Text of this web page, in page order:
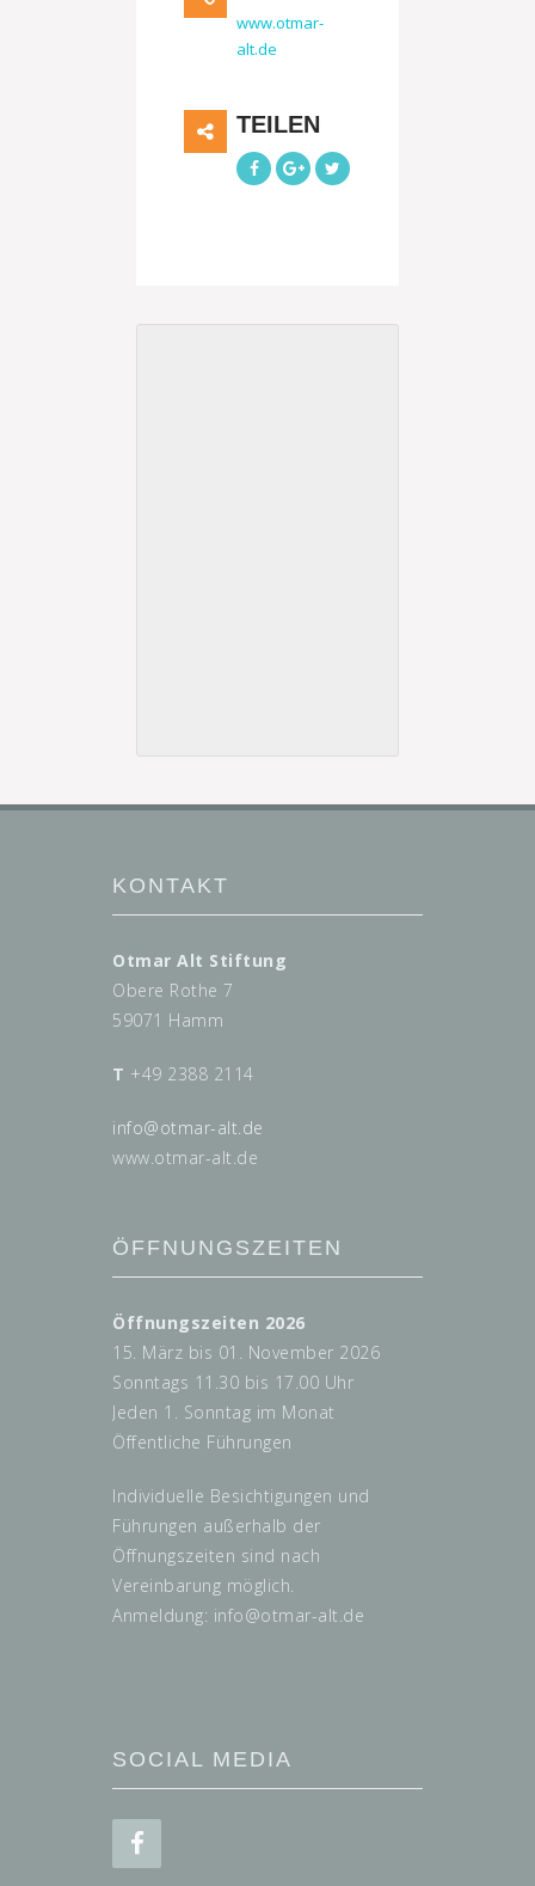
www.otmar-
alt.de
TEILEN
KONTAKT
Otmar Alt Stiftung
Obere Rothe 7
59071 Hamm
T +49 2388 2114
info@otmar-alt.de
www.otmar-alt.de
ÖFFNUNGSZEITEN
Öffnungszeiten 2026
15. März bis 01. November 2026
Sonntags 11.30 bis 17.00 Uhr
Jeden 1. Sonntag im Monat
Öffentliche Führungen
Individuelle Besichtigungen und
Führungen außerhalb der
Öffnungszeiten sind nach
Vereinbarung möglich.
Anmeldung: info@otmar-alt.de
SOCIAL MEDIA